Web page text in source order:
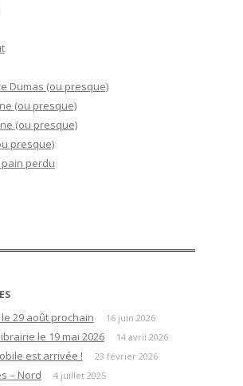
Dumas (ou presque)
(ou presque)
(ou presque)
presque)
perdu
29 août prochain 16 juin 2026
le 19 mai 2026 14 avril 2026
est arrivée ! 23 février 2026
– Nord 4 juillet 2025